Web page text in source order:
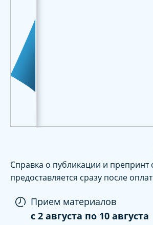
Справка о публикации и препринт
предоставляется сразу после
Прием материалов
c 2 августа по 10 августа